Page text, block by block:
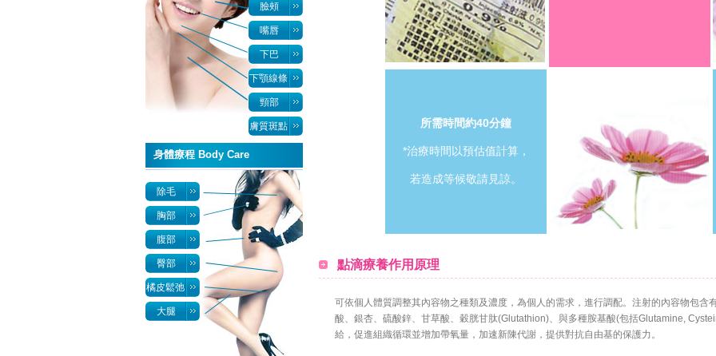
臉頰
嘴唇
下巴
下顎線條
頸部
膚質斑點
身體療程 Body Care
除毛
胸部
腹部
臀部
橘皮鬆弛
大腿
所需時間約40分鐘
*治療時間以預估值計算，
若造成等候敬請見諒。
點滴療養作用原理
可依個人體質調整其內容物之種類及濃度，為個人的需求，進行調配。注射的內容物包含
酸、銀杏、硫酸鋅、甘草酸、穀胱甘肽(Glutathion)、與多種胺基酸(包括Glutamine,
給，促進組織循環並增加帶氧量，加速新陳代謝，提供對抗自由基的保護力。